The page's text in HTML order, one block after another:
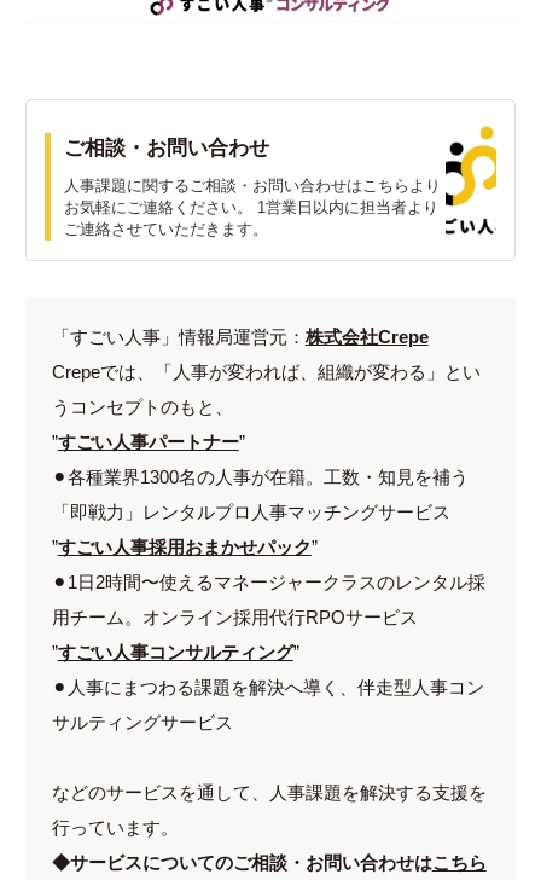
ご相談・お問い合わせ
人事課題に関するご相談・お問い合わせはこちらより
お気軽にご連絡ください。 1営業日以内に担当者より
ご連絡させていただきます。
「すごい人事」情報局運営元： 株式会社Crepe
Crepeでは、「人事が変われば、組織が変わる」とい
うコンセプトのもと、
”すごい人事パートナー”
⚫︎各種業界1300名の人事が在籍。工数・知見を補う
「即戦力」レンタルプロ人事マッチングサービス
”すごい人事採用おまかせパック”
⚫︎1日2時間〜使えるマネージャークラスのレンタル採
用チーム。オンライン採用代行RPOサービス
”すごい人事コンサルティング”
⚫︎人事にまつわる課題を解決へ導く、伴走型人事コン
サルティングサービス
などのサービスを通して、人事課題を解決する支援を
行っています。
◆サービスについてのご相談・お問い合わせはこちら